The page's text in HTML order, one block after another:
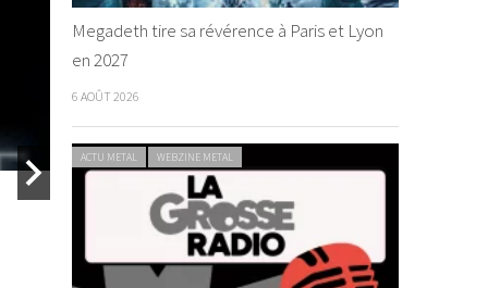
T.A.N.K
Megadeth tire sa révérence à Paris et Lyon
en 2027
6 AOÛT 2026
ACTU METAL WEBZINE METAL